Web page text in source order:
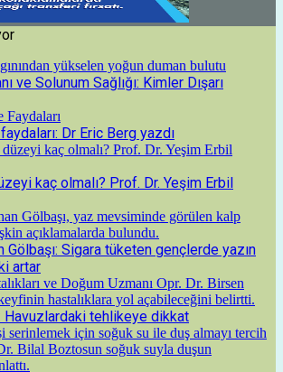
ve Solunum Sağlığı: Kimler Dışarı
Dr Eric Berg yazdı
kaç olmalı? Prof. Dr. Yeşim Erbil
Gölbaşı: Sigara tüketen gençlerde yazın
artar
Havuzlardaki tehlikeye dikkat